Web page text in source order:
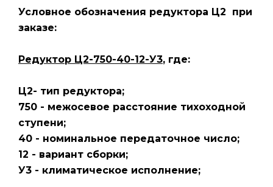
Условное обозначения редуктора Ц2
при
заказе:
Редуктор Ц2-750-40-12-У3, где:
Ц2- тип редуктора;
750 - межосевое расстояние тихоходной
ступени;
40 - номинальное передаточное число;
12 - вариант сборки;
У3 - климатическое исполнение;